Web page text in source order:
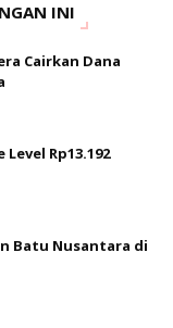
INI
Cairkan Dana
Rp13.192
Batu Nusantara di